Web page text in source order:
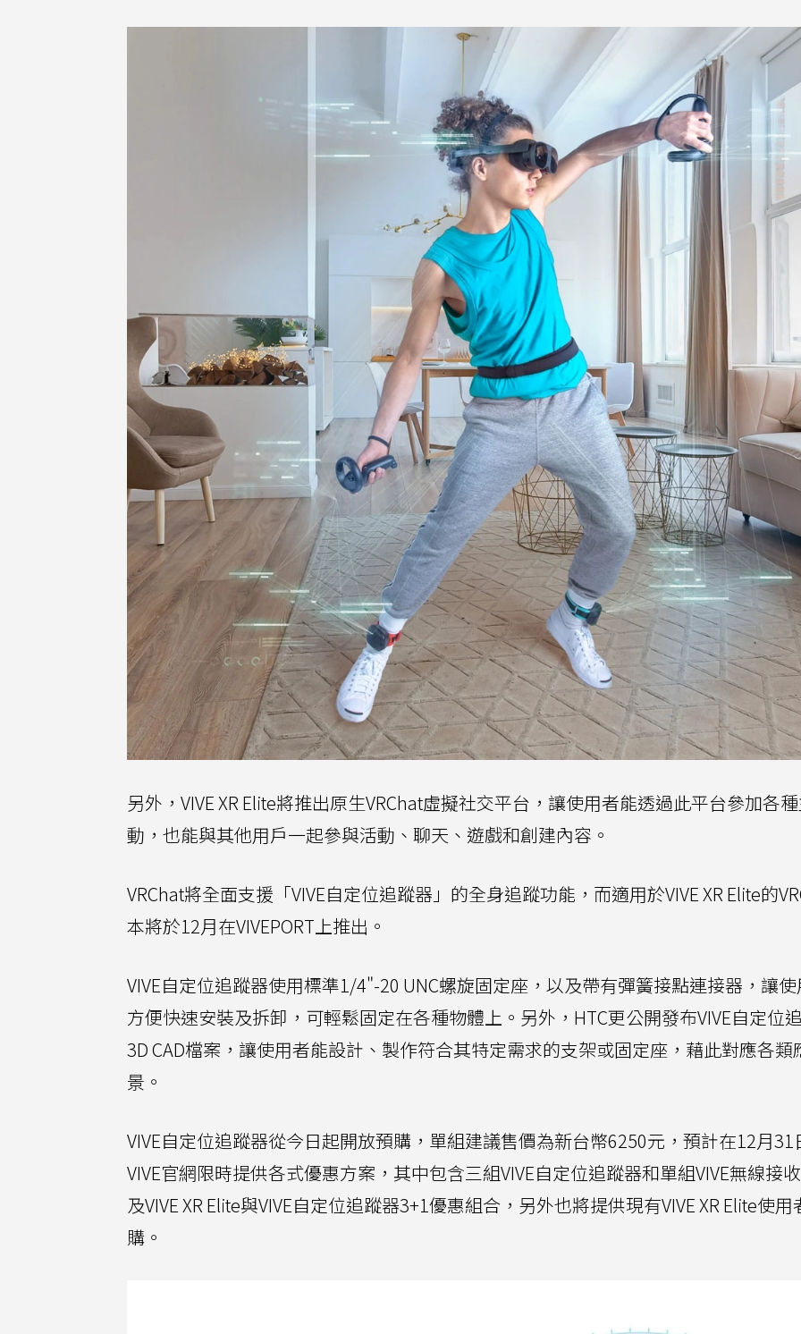
另外，VIVE XR Elite將推出原生VRChat虛擬社交平台，讓使用者能透過此平台參加各
動，也能與其他用戶一起參與活動、聊天、遊戲和創建內容。
VRChat將全面支援「VIVE自定位追蹤器」的全身追蹤功能，而適用於VIVE XR Elite的
本將於12月在VIVEPORT上推出。
VIVE自定位追蹤器使用標準1/4"-20 UNC螺旋固定座，以及帶有彈簧接點連接器，讓
方便快速安裝及拆卸，可輕鬆固定在各種物體上。另外，HTC更公開發布VIVE自定位
3D CAD檔案，讓使用者能設計、製作符合其特定需求的支架或固定座，藉此對應各類
景。
VIVE自定位追蹤器從今日起開放預購，單組建議售價為新台幣6250元，預計在12月31
VIVE官網限時提供各式優惠方案，其中包含三組VIVE自定位追蹤器和單組VIVE無線接
及VIVE XR Elite與VIVE自定位追蹤器3+1優惠組合，另外也將提供現有VIVE XR Elite使用
購。